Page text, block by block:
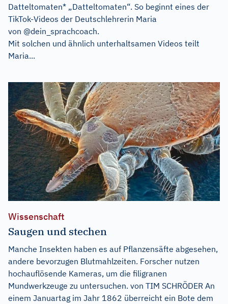
Datteltomaten* „Datteltomaten“. So beginnt eines der
TikTok-Videos der Deutschlehrerin Maria
von @dein_sprachcoach.
Mit solchen und ähnlich unterhaltsamen Videos teilt
Maria...
Wissenschaft
Saugen und stechen
Manche Insekten haben es auf Pflanzensäfte abgesehen,
andere bevorzugen Blutmahlzeiten. Forscher nutzen
hochauflösende Kameras, um die filigranen
Mundwerkzeuge zu untersuchen. von TIM SCHRÖDER An
einem Januartag im Jahr 1862 überreicht ein Bote dem